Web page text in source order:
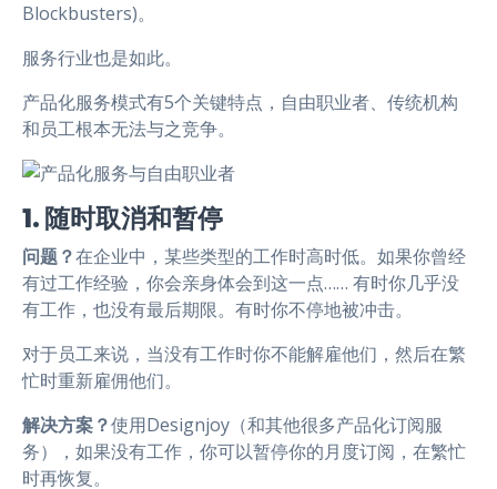
Blockbusters)。
服务行业也是如此。
产品化服务模式有5个关键特点，自由职业者、传统机构
和员工根本无法与之竞争。
1. 随时取消和暂停
问题？在企业中，某些类型的工作时高时低。如果你曾经
有过工作经验，你会亲身体会到这一点…… 有时你几乎没
有工作，也没有最后期限。有时你不停地被冲击。
对于员工来说，当没有工作时你不能解雇他们，然后在繁
忙时重新雇佣他们。
解决方案？使用Designjoy（和其他很多产品化订阅服
务），如果没有工作，你可以暂停你的月度订阅，在繁忙
时再恢复。